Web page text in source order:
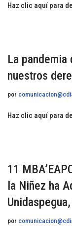
Haz clic aquí para
La pandemia
nuestros
por
Haz clic aquí para
11
la Niñez ha
por